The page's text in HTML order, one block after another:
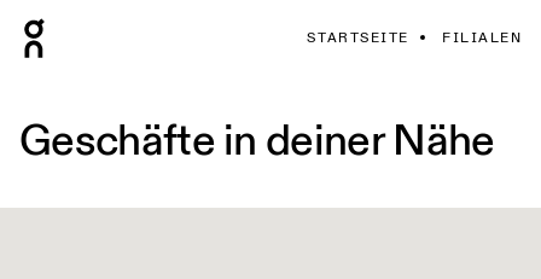
STARTSEITE FILIALEN
Geschäfte in deiner Nähe